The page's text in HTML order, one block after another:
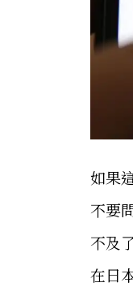
如果
不要
不及
在日